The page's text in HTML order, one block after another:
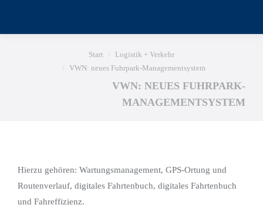
Sie befinden sich hier:
Start
Logistik + Verkehr
VWN: neues Fuhrpark-Managementsystem
VWN: NEUES FUHRPARK-
MANAGEMENTSYSTEM
Hierzu gehören: Wartungsmanagement, GPS-Ortung und
Routenverlauf, digitales Fahrtenbuch, digitales Fahrtenbuch
und Fahreffizienz.